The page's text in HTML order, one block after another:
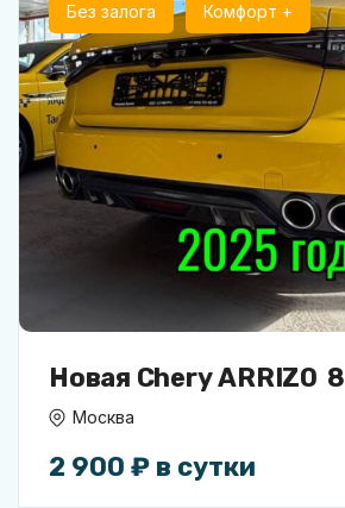
Без залога Комфорт +
Новая Chery ARRIZO 8
Москва
2 900 ₽ в сутки